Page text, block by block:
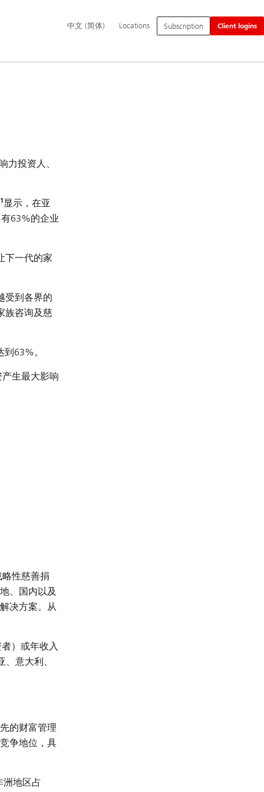
Additional
language
Switch
中
中文 (简体) Locations Subscription Client logins
力投资人、
1 显示，在亚
63%的企业
下一代的家
受到各界的
族咨询及慈
63%。
生最大影响
性慈善捐
、国内以及
决方案。从
）或年收入
意大利、
的财富管理
争地位，具
洲地区占